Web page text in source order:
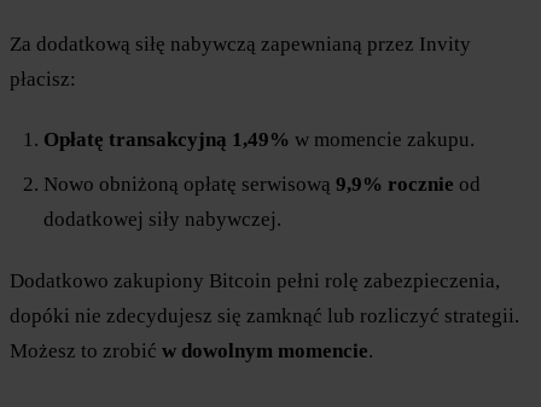
Za dodatkową siłę nabywczą zapewnianą przez Invity
płacisz:
Opłatę transakcyjną 1,49% w momencie zakupu.
Nowo obniżoną opłatę serwisową 9,9% rocznie od
dodatkowej siły nabywczej.
Dodatkowo zakupiony Bitcoin pełni rolę zabezpieczenia,
dopóki nie zdecydujesz się zamknąć lub rozliczyć strategii.
Możesz to zrobić w dowolnym momencie.